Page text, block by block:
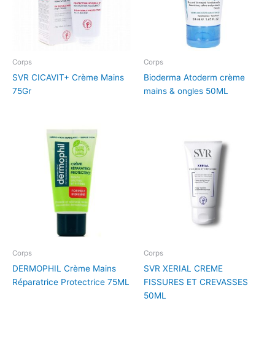
Corps
SVR CICAVIT+ Crème Mains
75Gr
Corps
Bioderma Atoderm crème
mains & ongles 50ML
Corps
DERMOPHIL Crème Mains
Réparatrice Protectrice 75ML
Corps
SVR XERIAL CREME
FISSURES ET CREVASSES
50ML